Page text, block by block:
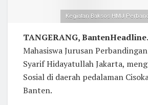
Kegiatan Baksos HMJ
TANGERANG,
Mahasiswa Jurusan
Syarif Hidayatullah Jakarta,
Sosial di daerah pedalaman
Banten.